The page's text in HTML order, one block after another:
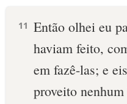
11 Então olhei eu
haviam feito,
em fazê-las; e
proveito